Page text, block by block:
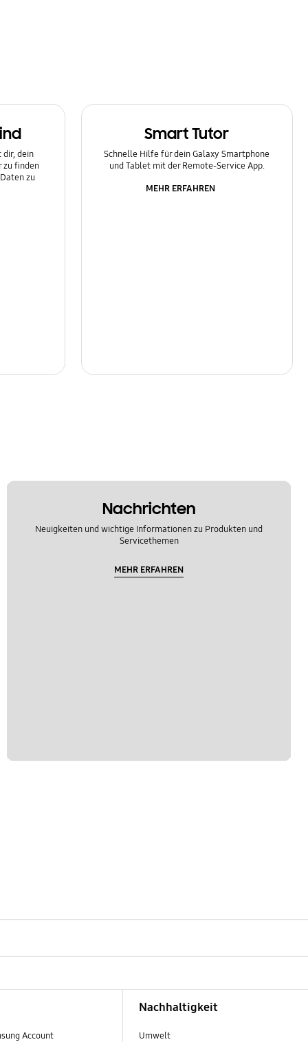
dir, dein
zu finden
zu
Smart Tutor
Schnelle Hilfe für dein Galaxy Smartphone
und Tablet mit der Remote-Service App.
MEHR ERFAHREN
Nachrichten
Neuigkeiten und wichtige Informationen zu Produkten und
Servicethemen
MEHR ERFAHREN
Account
Nachhaltigkeit
Umwelt